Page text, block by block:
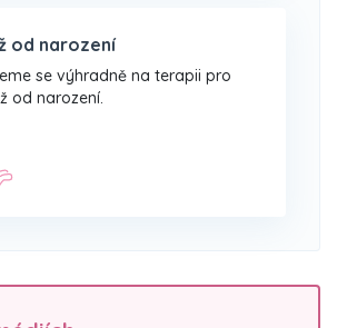
od narození
se výhradně na terapii pro
od narození.